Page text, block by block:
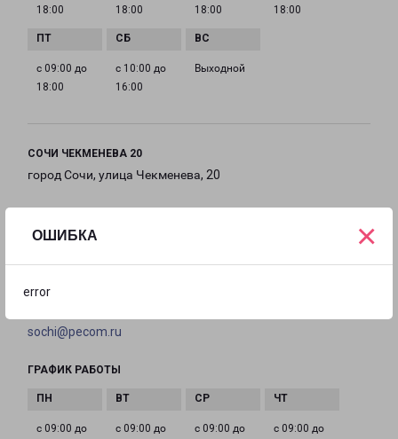
ОШИБКА
error
×
18:00 18:00 18:00 18:00
с 09:00 до
18:00
с 10:00 до
16:00
Выходной
СОЧИ ЧЕКМЕНЕВА 20
город Сочи, улица Чекменева, 20
sochi@pecom.ru
ГРАФИК РАБОТЫ
с 09:00 до
с 09:00 до
с 09:00 до
с 09:00 до